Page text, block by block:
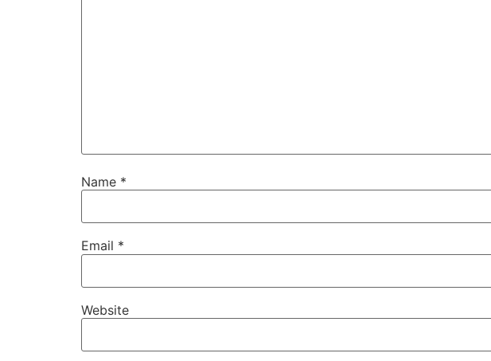
Name *
Email *
Website